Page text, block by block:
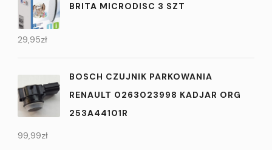
BRITA MICRODISC 3 SZT
29,95zł
BOSCH CZUJNIK PARKOWANIA
RENAULT 0263023998 KADJAR ORG
253A44101R
99,99zł